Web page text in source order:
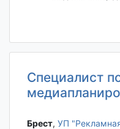
Специалист
Брест‎, УП